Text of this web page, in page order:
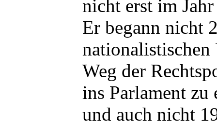
nicht erst im
Er begann nicht
nationalistischen
Weg der
ins Parlament zu
und auch nicht